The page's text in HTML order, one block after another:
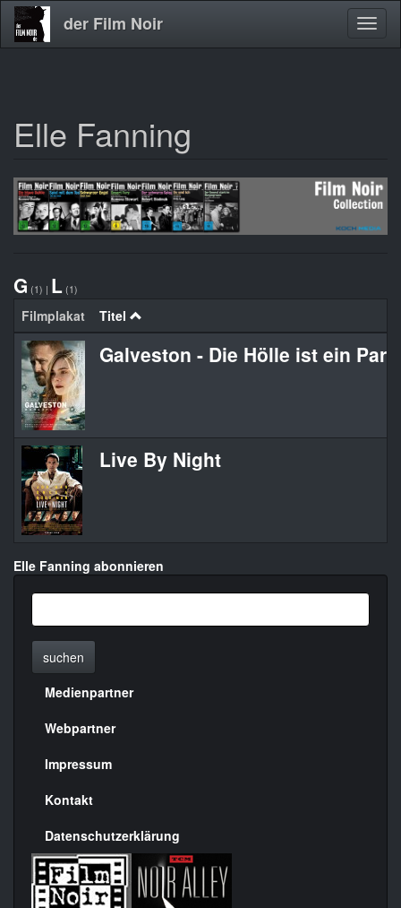
Direkt
zum
der Film Noir
Elle Fanning
G (1) | L (1)
Filmplakat Titel
Galveston - Die Hölle ist ein
Live By Night
Elle Fanning abonnieren
suchen
Menülinks
rechte
Seite
Medienpartner
Webpartner
Impressum
Kontakt
Datenschutzerklärung